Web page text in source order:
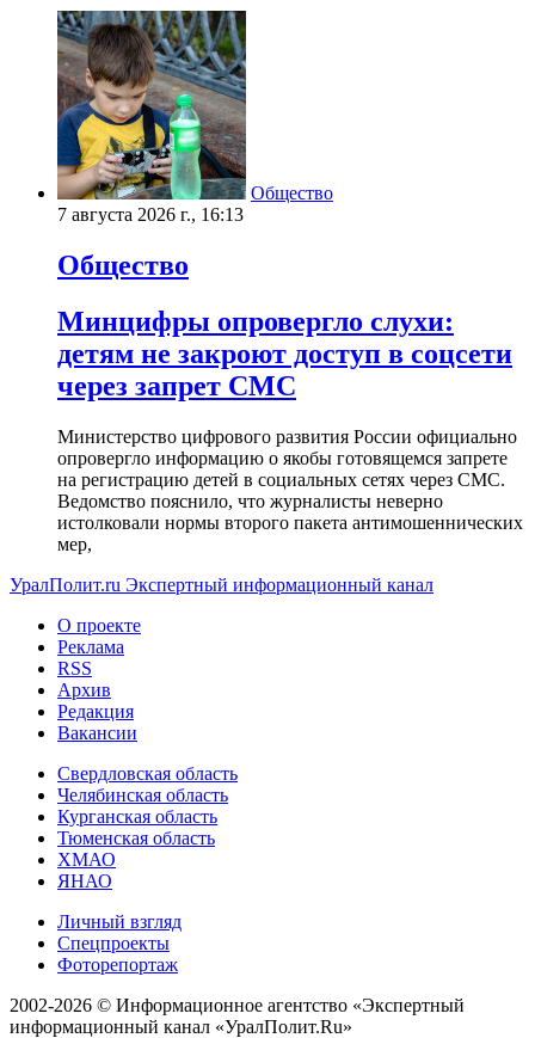
Общество
7 августа 2026 г., 16:13
Общество
Минцифры опровергло слухи:
детям не закроют доступ в соцсети
через запрет СМС
Министерство цифрового развития России официально
опровергло информацию о якобы готовящемся запрете
на регистрацию детей в социальных сетях через СМС.
Ведомство пояснило, что журналисты неверно
истолковали нормы второго пакета антимошеннических
мер,
УралПолит.ru Экспертный информационный канал
О проекте
Реклама
RSS
Архив
Редакция
Вакансии
Свердловская область
Челябинская область
Курганская область
Тюменская область
ХМАО
ЯНАО
Личный взгляд
Спецпроекты
Фоторепортаж
2002-2026 © Информационное агентство «Экспертный
информационный канал «УралПолит.Ru»